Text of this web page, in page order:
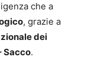
che a
, grazie a
dei
Sacco.